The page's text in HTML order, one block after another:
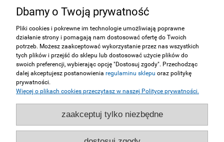
ZAKUPY
MOJE KONTO
SERWIS
NASZE STRONY
Dbamy o Twoją prywatność
Pliki cookies i pokrewne im technologie umożliwiają poprawne
działanie strony i pomagają nam dostosować ofertę do Twoich
potrzeb. Możesz zaakceptować wykorzystanie przez nas wszystkich
tych plików i przejść do sklepu lub dostosować użycie plików do
swoich preferencji, wybierając opcję "Dostosuj zgody". Przechodząc
dalej akceptujesz postanowienia regulaminu sklepu oraz politykę
prywatności.
Więcej o plikach cookies przeczytasz w naszej Polityce prywatności.
zaakceptuj tylko niezbędne